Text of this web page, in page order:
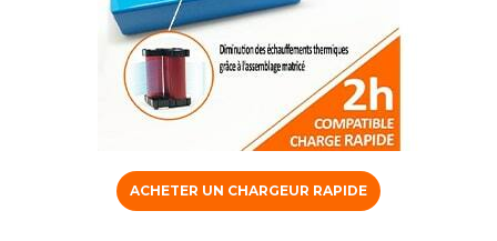
ACHETER UN CHARGEUR RAPIDE